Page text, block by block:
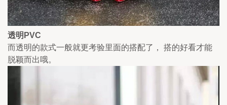
透明PVC
而透明的款式一般就更考验里面的搭配了， 搭的好看才能
脱颖而出哦。